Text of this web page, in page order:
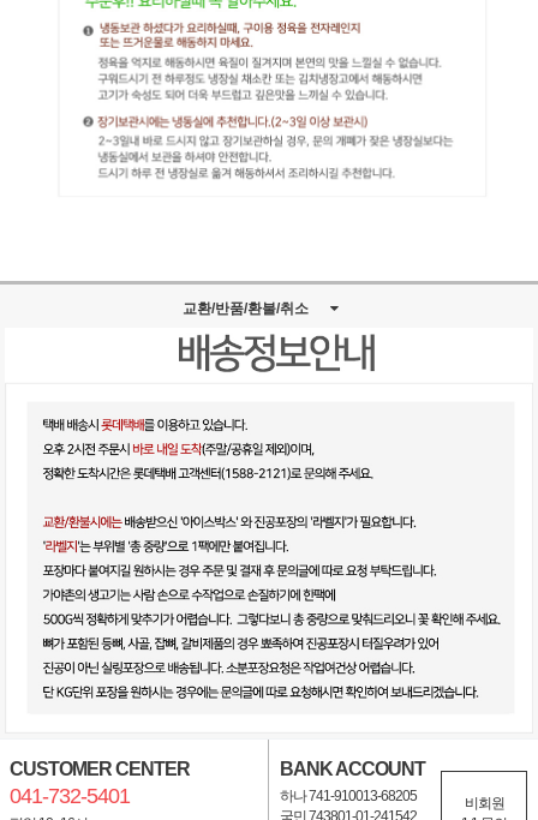
교환/반품/환불/취소
CUSTOMER CENTER
041-732-5401
BANK ACCOUNT
하나 741-910013-68205
국민 743801-01-241542
비회원